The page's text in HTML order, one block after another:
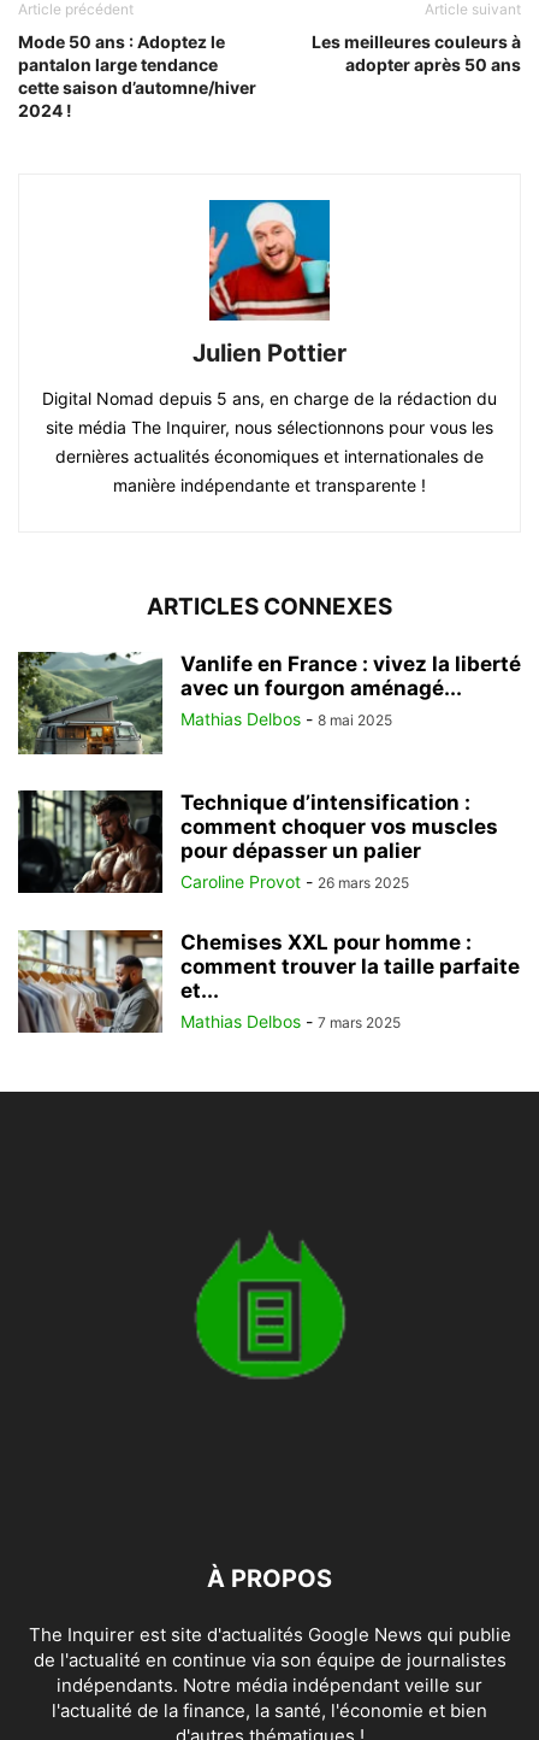
Article précédent
Mode 50 ans : Adoptez le
pantalon large tendance
cette saison d’automne/hiver
2024 !
Article suivant
Les meilleures couleurs à
adopter après 50 ans
Julien Pottier
Digital Nomad depuis 5 ans, en charge de la rédaction du
site média The Inquirer, nous sélectionnons pour vous les
dernières actualités économiques et internationales de
manière indépendante et transparente !
ARTICLES CONNEXES
Vanlife en France : vivez la liberté
avec un fourgon aménagé...
Mathias Delbos - 8 mai 2025
Technique d’intensification :
comment choquer vos muscles
pour dépasser un palier
Caroline Provot - 26 mars 2025
Chemises XXL pour homme :
comment trouver la taille parfaite
et...
Mathias Delbos - 7 mars 2025
À PROPOS
The Inquirer est site d'actualités Google News qui publie
de l'actualité en continue via son équipe de journalistes
indépendants. Notre média indépendant veille sur
l'actualité de la finance, la santé, l'économie et bien